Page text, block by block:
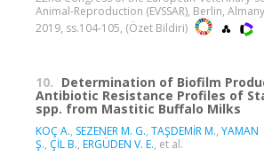
Animal-Reproduction (EVSSAR), Berlin,
2019, ss.104-105, (Özet Bildiri)
10. Determination of Biofilm
Antibiotic Resistance Profiles of
spp. from Mastitic Buffalo Milks
KOÇ A., SEZENER M. G., TAŞDEMİR M., YAMAN
Ş., ÇİL B., ERGÜDEN V. E., et al.